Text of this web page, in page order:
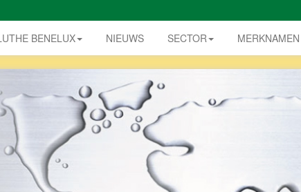
BENELUX NIEUWS SECTOR MERKNAMEN